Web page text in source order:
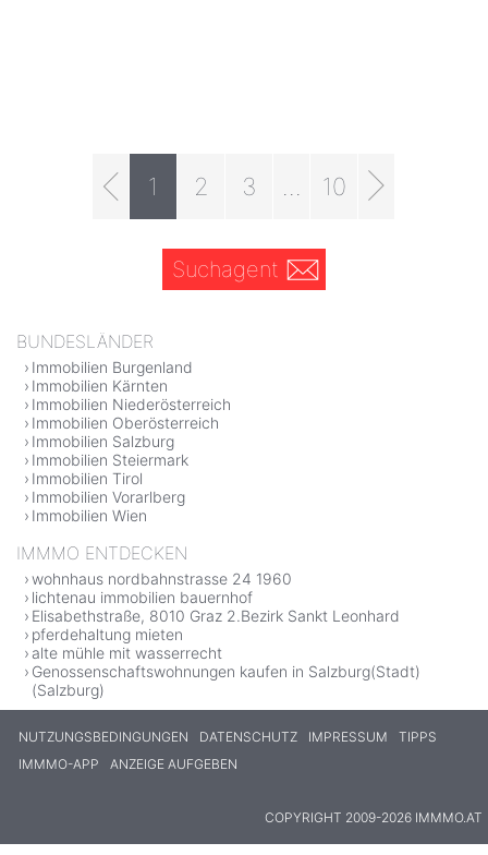
1 2 3 10
Suchagent
BUNDESLÄNDER
Immobilien Burgenland
Immobilien Kärnten
Immobilien Niederösterreich
Immobilien Oberösterreich
Immobilien Salzburg
Immobilien Steiermark
Immobilien Tirol
Immobilien Vorarlberg
Immobilien Wien
IMMMO ENTDECKEN
wohnhaus nordbahnstrasse 24 1960
lichtenau immobilien bauernhof
Elisabethstraße, 8010 Graz 2.Bezirk Sankt Leonhard
pferdehaltung mieten
alte mühle mit wasserrecht
Genossenschaftswohnungen kaufen in Salzburg(Stadt)
(Salzburg)
NUTZUNGSBEDINGUNGEN DATENSCHUTZ IMPRESSUM
TIPPS
IMMMO-APP
ANZEIGE AUFGEBEN
COPYRIGHT 2009-2026 IMMMO.AT